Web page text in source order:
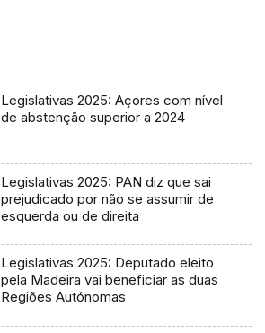
Legislativas 2025: Açores com nível
de abstenção superior a 2024
Legislativas 2025: PAN diz que sai
prejudicado por não se assumir de
esquerda ou de direita
Legislativas 2025: Deputado eleito
pela Madeira vai beneficiar as duas
Regiões Autónomas